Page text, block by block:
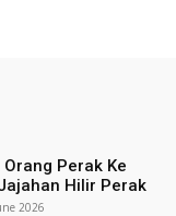
Perak Ke
Hilir Perak
2026